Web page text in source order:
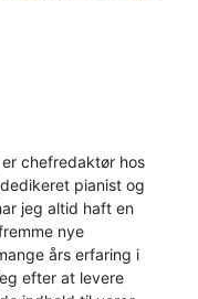
chefredaktør hos
pianist og
jeg altid haft en
nye
års erfaring i
efter at levere